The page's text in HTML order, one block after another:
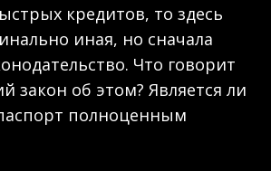
кредитов, то здесь
иная, но сначала
Что говорит
закон об этом? Является ли
полноценным